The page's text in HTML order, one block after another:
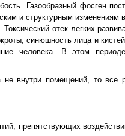
Газообразный фосген
и структурным изменениям
отек легких
синюшность лица и
человека. В этом
внутри помещений, то все
препятствующих